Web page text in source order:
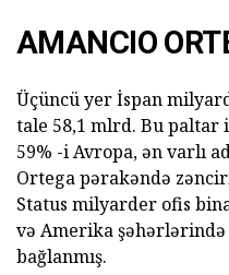
AMANCIO
Üçüncü yer İspan
tale 58,1 mlrd. Bu paltar
59% -i Avropa, ən varlı
Ortega pərakəndə
Status milyarder ofis
və Amerika şəhərlərində
bağlanmış.